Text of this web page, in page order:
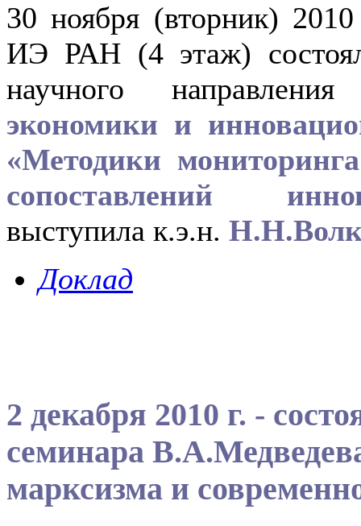
30 ноября (вторник)
ИЭ РАН (4 этаж)
научного
экономики и
«Методики
сопоставлений
выступила к.э.н.
Доклад
2 декабря 2010 г. -
cеминара
марксизма и